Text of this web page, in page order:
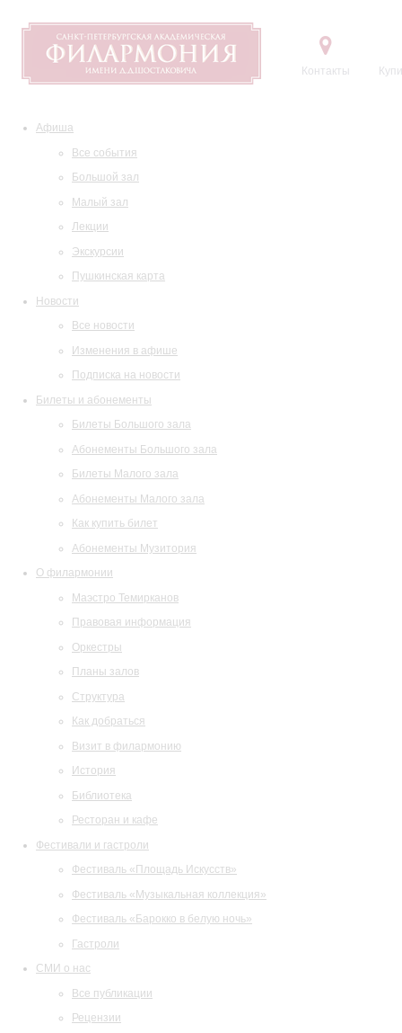
Контакты
Афиша
Все события
Большой зал
Малый зал
Лекции
Экскурсии
Пушкинская карта
Новости
Все новости
Изменения в афише
Подписка на новости
Билеты и абонементы
Билеты Большого зала
Абонементы Большого зала
Билеты Малого зала
Абонементы Малого зала
Как купить билет
Абонементы Музитория
О филармонии
Маэстро Темирканов
Правовая информация
Оркестры
Планы залов
Структура
Как добраться
Визит в филармонию
История
Библиотека
Ресторан и кафе
Фестивали и гастроли
Фестиваль «Площадь Искусств»
Фестиваль «Музыкальная коллекция»
Фестиваль «Барокко в белую ночь»
Гастроли
СМИ о нас
Все публикации
Рецензии